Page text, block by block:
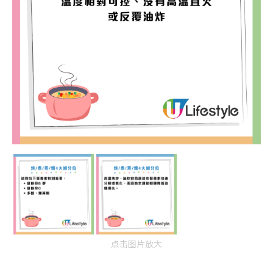
点击图片放大